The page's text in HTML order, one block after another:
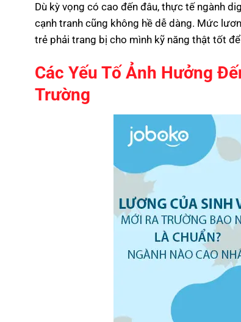
Dù kỳ vọng có cao đến đâu, thực tế ngành
cạnh tranh cũng không hề dễ dàng. Mức
trẻ phải trang bị cho mình kỹ năng thật tốt
Các Yếu Tố Ảnh Hưởng
Trường